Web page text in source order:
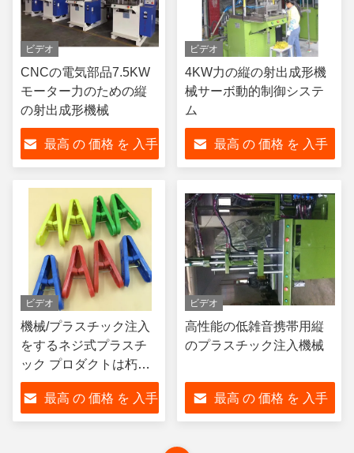
ビデオ
CNCの電気部品7.5KW
モーター力のための縦
の射出成形機械
最高 の 価格 を 入手
ビデオ
4KW力の縦の射出成形機
械サーボ動的制御システ
ム
最高 の 価格 を 入手
ビデオ
機械/プラスチック注入
をするネジ式プラスチ
ック プロダクトは朽ち
ます
最高 の 価格 を 入手
ビデオ
高性能の低雑音携帯用縦
のプラスチック注入機械
最高 の 価格 を 入手